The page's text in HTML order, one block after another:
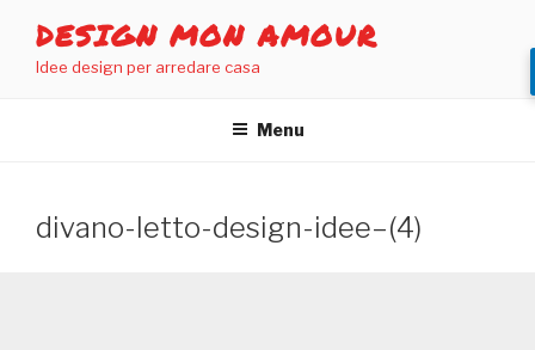
contenuto
DESIGN MON AMOUR
Idee design per arredare casa
Menu
divano-letto-design-idee–(4)